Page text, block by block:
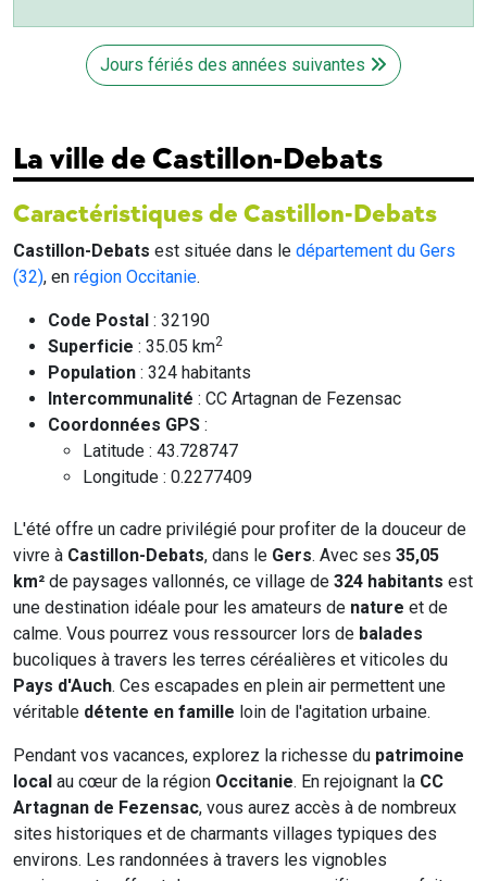
Jours fériés des années suivantes
La ville de Castillon-Debats
Caractéristiques de Castillon-Debats
Castillon-Debats est située dans le département du Gers
(32), en région Occitanie.
Code Postal : 32190
Superficie : 35.05 km2
Population : 324 habitants
Intercommunalité : CC Artagnan de Fezensac
Coordonnées GPS :
Latitude : 43.728747
Longitude : 0.2277409
L'été offre un cadre privilégié pour profiter de la douceur de
vivre à Castillon-Debats, dans le Gers. Avec ses 35,05
km² de paysages vallonnés, ce village de 324 habitants est
une destination idéale pour les amateurs de nature et de
calme. Vous pourrez vous ressourcer lors de balades
bucoliques à travers les terres céréalières et viticoles du
Pays d'Auch. Ces escapades en plein air permettent une
véritable détente en famille loin de l'agitation urbaine.
Pendant vos vacances, explorez la richesse du patrimoine
local au cœur de la région Occitanie. En rejoignant la CC
Artagnan de Fezensac, vous aurez accès à de nombreux
sites historiques et de charmants villages typiques des
environs. Les randonnées à travers les vignobles